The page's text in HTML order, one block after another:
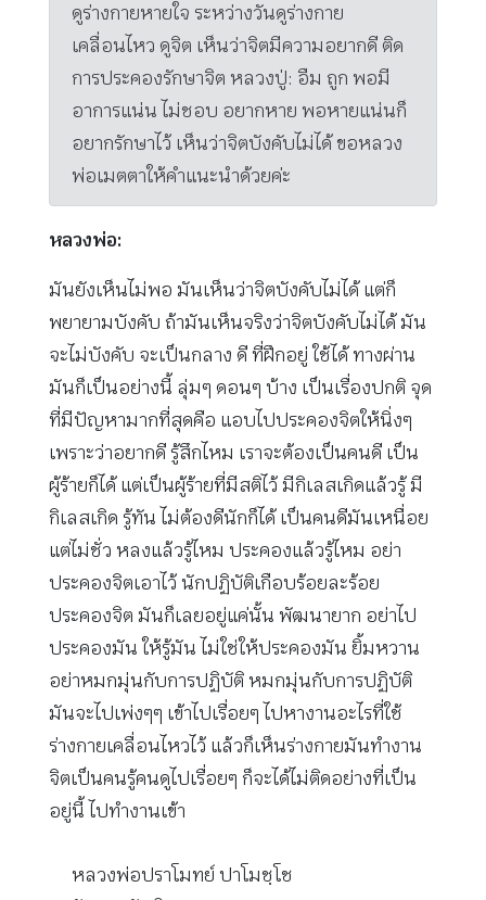
ดูร่างกายหายใจ ระหว่างวันดูร่างกาย
เคลื่อนไหว ดูจิต เห็นว่าจิตมีความอยากดี ติด
การประคองรักษาจิต หลวงปู่: อืม ถูก พอมี
อาการแน่น ไม่ชอบ อยากหาย พอหายแน่นก็
อยากรักษาไว้ เห็นว่าจิตบังคับไม่ได้ ขอหลวง
พ่อเมตตาให้คำแนะนำด้วยค่ะ
หลวงพ่อ:
มันยังเห็นไม่พอ มันเห็นว่าจิตบังคับไม่ได้ แต่ก็
พยายามบังคับ ถ้ามันเห็นจริงว่าจิตบังคับไม่ได้ มัน
จะไม่บังคับ จะเป็นกลาง ดี ที่ฝึกอยู่ ใช้ได้ ทางผ่าน
มันก็เป็นอย่างนี้ ลุ่มๆ ดอนๆ บ้าง เป็นเรื่องปกติ จุด
ที่มีปัญหามากที่สุดคือ แอบไปประคองจิตให้นิ่งๆ
เพราะว่าอยากดี รู้สึกไหม เราจะต้องเป็นคนดี เป็น
ผู้ร้ายก็ได้ แต่เป็นผู้ร้ายที่มีสติไว้ มีกิเลสเกิดแล้วรู้ มี
กิเลสเกิด รู้ทัน ไม่ต้องดีนักก็ได้ เป็นคนดีมันเหนื่อย
แต่ไม่ชั่ว หลงแล้วรู้ไหม ประคองแล้วรู้ไหม อย่า
ประคองจิตเอาไว้ นักปฏิบัติเกือบร้อยละร้อย
ประคองจิต มันก็เลยอยู่แค่นั้น พัฒนายาก อย่าไป
ประคองมัน ให้รู้มัน ไม่ใช่ให้ประคองมัน ยิ้มหวาน
อย่าหมกมุ่นกับการปฏิบัติ หมกมุ่นกับการปฏิบัติ
มันจะไปเพ่งๆๆ เข้าไปเรื่อยๆ ไปหางานอะไรที่ใช้
ร่างกายเคลื่อนไหวไว้ แล้วก็เห็นร่างกายมันทำงาน
จิตเป็นคนรู้คนดูไปเรื่อยๆ ก็จะได้ไม่ติดอย่างที่เป็น
อยู่นี้ ไปทำงานเข้า
หลวงพ่อปราโมทย์ ปาโมชฺโช